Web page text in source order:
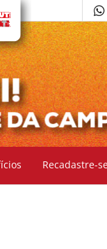
Recadastre-